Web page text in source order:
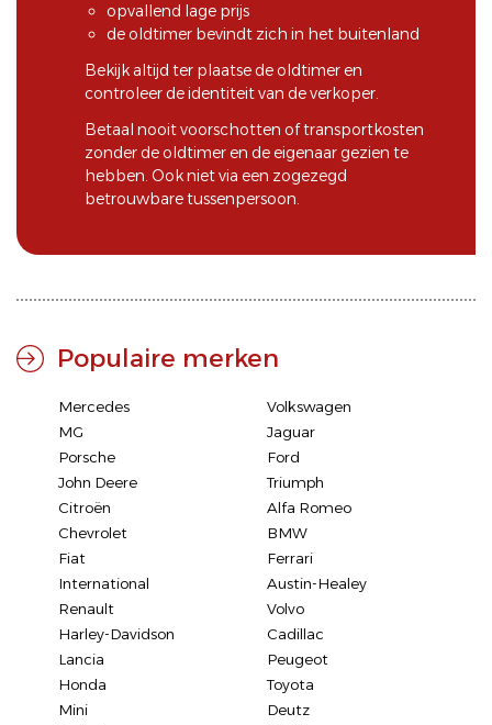
opvallend lage prijs
de oldtimer bevindt zich in het buitenland
Bekijk altijd ter plaatse de oldtimer en
controleer de identiteit van de verkoper.
Betaal nooit voorschotten of transportkosten
zonder de oldtimer en de eigenaar gezien te
hebben. Ook niet via een zogezegd
betrouwbare tussenpersoon.
Populaire merken
Mercedes
Volkswagen
MG
Jaguar
Porsche
Ford
John Deere
Triumph
Citroën
Alfa Romeo
Chevrolet
BMW
Fiat
Ferrari
International
Austin-Healey
Renault
Volvo
Harley-Davidson
Cadillac
Lancia
Peugeot
Honda
Toyota
Mini
Deutz